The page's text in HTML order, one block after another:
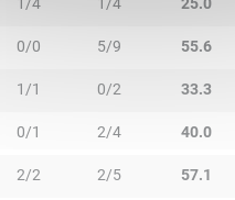
0/0 5/9 55.6
1/1 0/2 33.3
0/1 2/4 40.0
2/2 2/5 57.1